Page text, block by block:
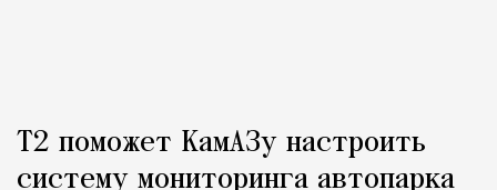
Т2 поможет КамАЗу настроить
систему мониторинга автопарка